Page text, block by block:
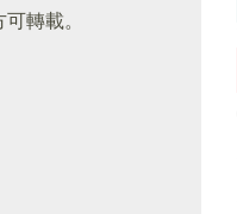
轉載。